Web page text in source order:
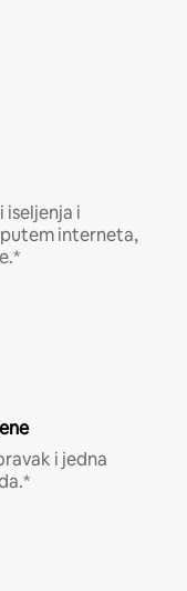
i
interneta,
i jedna